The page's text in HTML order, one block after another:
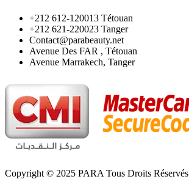
‪+212 612-120013 Tétouan
‪+212 621-220023 Tanger
Contact@parabeauty.net
Avenue Des FAR , Tétouan
Avenue Marrakech, Tanger
Copyright © 2025 PARA Tous Droits Réservés